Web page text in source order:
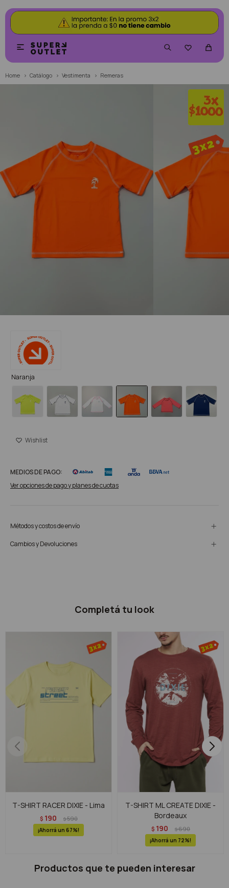


Home Catálogo Vestimenta Remeras
Naranja
MEDIOS DE PAGO:
Ver opciones de pago y planes de cuotas
Métodos y costos de envío
Cambios y Devoluciones
Completá tu look
T-SHIRT RACER DIXIE - Lima
$ 190 $590
67
T-SHIRT ML CREATE DIXIE -
Bordeaux
$ 190 $690
72
Productos que te pueden interesar